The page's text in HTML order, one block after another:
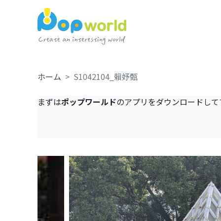
ホーム S1042104_賴妤甄
まずはポップワールドのアプリをダウンロードし